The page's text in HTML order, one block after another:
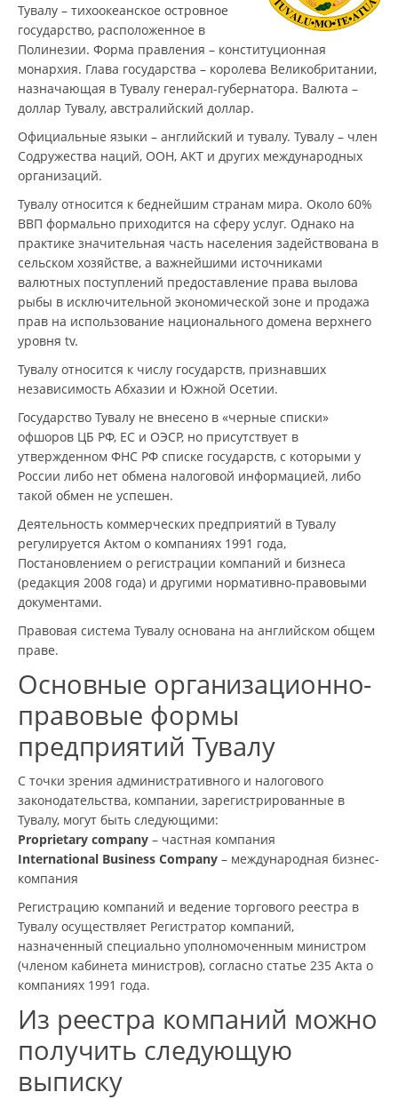
Тувалу – тихоокеанское островное
государство, расположенное в
Полинезии. Форма правления – конституционная
монархия. Глава государства – королева Великобритании,
назначающая в Тувалу генерал-губернатора. Валюта –
доллар Тувалу, австралийский доллар.
Официальные языки – английский и тувалу. Тувалу – член
Содружества наций, ООН, АКТ и других международных
организаций.
Тувалу относится к беднейшим странам мира. Около 60%
ВВП формально приходится на сферу услуг. Однако на
практике значительная часть населения задействована в
сельском хозяйстве, а важнейшими источниками
валютных поступлений предоставление права вылова
рыбы в исключительной экономической зоне и продажа
прав на использование национального домена верхнего
уровня tv.
Тувалу относится к числу государств, признавших
независимость Абхазии и Южной Осетии.
Государство Тувалу не внесено в «черные списки»
офшоров ЦБ РФ, ЕС и ОЭСР, но присутствует в
утвержденном ФНС РФ списке государств, с которыми у
России либо нет обмена налоговой информацией, либо
такой обмен не успешен.
Деятельность коммерческих предприятий в Тувалу
регулируется Актом о компаниях 1991 года,
Постановлением о регистрации компаний и бизнеса
(редакция 2008 года) и другими нормативно-правовыми
документами.
Правовая система Тувалу основана на английском общем
праве.
Основные организационно-
правовые формы
предприятий Тувалу
С точки зрения административного и налогового
законодательства, компании, зарегистрированные в
Тувалу, могут быть следующими:
Proprietary company – частная компания
International Business Company – международная бизнес-
компания
Регистрацию компаний и ведение торгового реестра в
Тувалу осуществляет Регистратор компаний,
назначенный специально уполномоченным министром
(членом кабинета министров), согласно статье 235 Акта о
компаниях 1991 года.
Из реестра компаний можно
получить следующую
выписку